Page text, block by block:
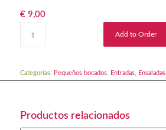
€9,00
Add to Order
Categorías: Pequeños bocados, Entradas, Ensaladas
Productos relacionados